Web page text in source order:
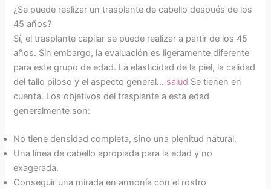
¿Se puede realizar un trasplante de cabello después de los
45 años?
Sí, el trasplante capilar se puede realizar a partir de los 45
años. Sin embargo, la evaluación es ligeramente diferente
para este grupo de edad. La elasticidad de la piel, la calidad
del tallo piloso y el aspecto general... salud Se tienen en
cuenta. Los objetivos del trasplante a esta edad
generalmente son:
No tiene densidad completa, sino una plenitud natural.
Una línea de cabello apropiada para la edad y no
exagerada.
Conseguir una mirada en armonía con el rostro